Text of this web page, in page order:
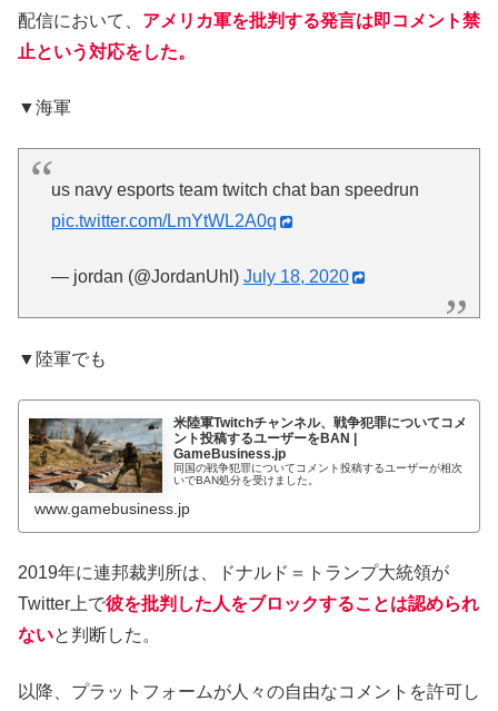
配信において、 アメリカ軍を批判する発言は即コメント禁
止という対応をした。
▼海軍
us navy esports team twitch chat ban speedrun
pic.twitter.com/LmYtWL2A0q
— jordan (@JordanUhl) July 18, 2020
▼陸軍でも
米陸軍Twitchチャンネル、戦争犯罪についてコメ
ント投稿するユーザーをBAN |
GameBusiness.jp
同国の戦争犯罪についてコメント投稿するユーザーが相次
いでBAN処分を受けました。
www.gamebusiness.jp
2019年に連邦裁判所は、ドナルド＝トランプ大統領が
Twitter上で彼を批判した人をブロックすることは認められ
ないと判断した。
以降、プラットフォームが人々の自由なコメントを許可し